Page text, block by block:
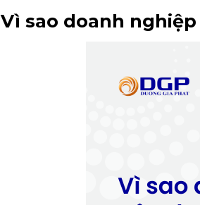
Vì sao doanh